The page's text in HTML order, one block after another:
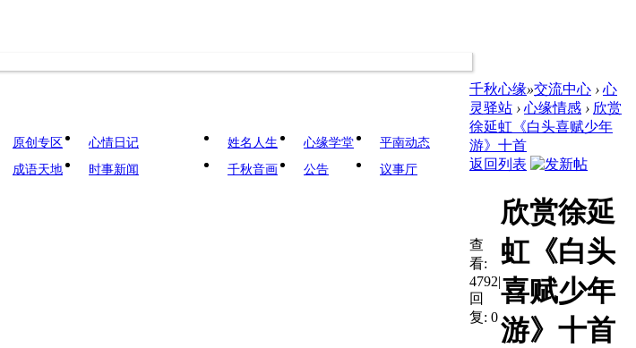
原创专区
心情日记
成语天地 时事新闻
姓名人生 心缘学堂
平南动态
千秋音画
公告 议事厅
千秋心缘»交流中心 › 心
灵驿站 › 心缘情感 › 欣赏
徐延虹《白头喜赋少年
游》十首
返回列表
查
看:
4792|
回
复: 0
欣赏徐延
虹《白头
喜赋少年
游》十首